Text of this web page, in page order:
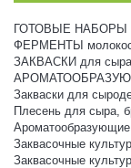
ГОТОВЫЕ НАБОРЫ
ФЕРМЕНТЫ
ЗАКВАСКИ для
Закваски для
Плесень для сыра,
Заквасочные
Заквасочные